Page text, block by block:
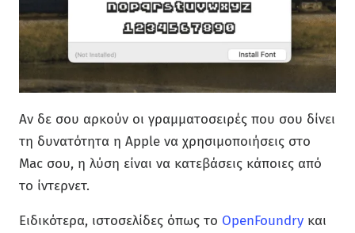
Αν δε σου αρκούν οι γραμματοσειρές που σου δίνει
τη δυνατότητα η Apple να χρησιμοποιήσεις στο
Mac σου, η λύση είναι να κατεβάσεις κάποιες από
το ίντερνετ.
Ειδικότερα, ιστοσελίδες όπως το OpenFoundry και